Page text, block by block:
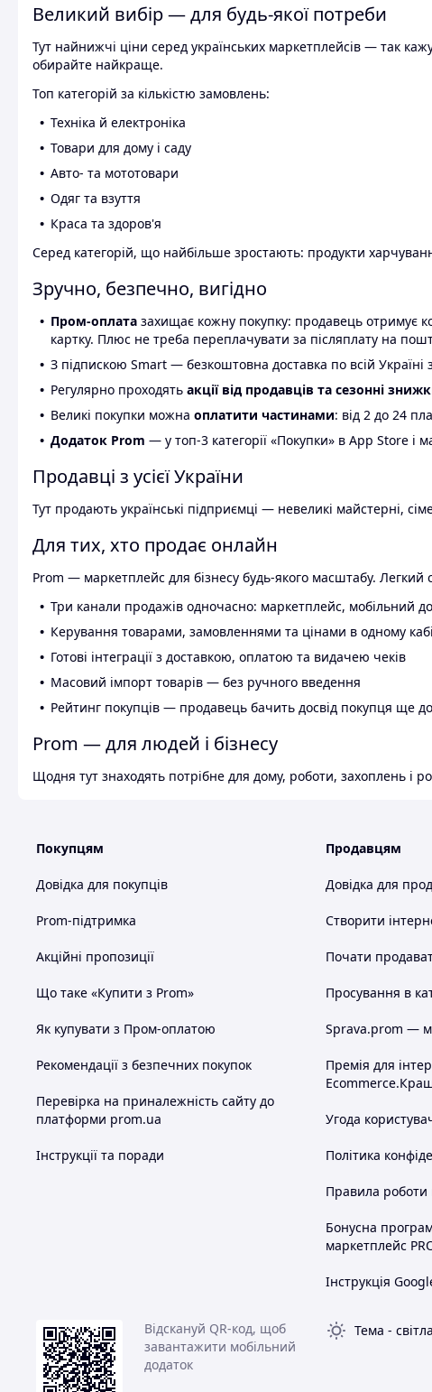
Великий вибір — для будь-якої потреби
Тут найнижчі ціни серед українських маркетплейсів — так
обирайте найкраще.
Топ категорій за кількістю замовлень:
Техніка й електроніка
Товари для дому і саду
Авто- та мототовари
Одяг та взуття
Краса та здоров'я
Серед категорій, що найбільше зростають: продукти
Зручно, безпечно, вигідно
Пром-оплата захищає кожну покупку: продавець отримує
картку. Плюс не треба переплачувати за післяплату на
З підпискою Smart — безкоштовна доставка по всій Україні
Регулярно проходять акції від продавців та сезонні
Великі покупки можна оплатити частинами: від 2 до 24
Додаток Prom — у топ-3 категорії «Покупки» в App Store і
Продавці з усієї України
Тут продають українські підприємці — невеликі майстерні,
Для тих, хто продає онлайн
Prom — маркетплейс для бізнесу будь-якого масштабу. Легкий
Три канали продажів одночасно: маркетплейс, мобільний
Керування товарами, замовленнями та цінами в одному
Готові інтеграції з доставкою, оплатою та видачею чеків
Масовий імпорт товарів — без ручного введення
Рейтинг покупців — продавець бачить досвід покупця ще
Prom — для людей і бізнесу
Щодня тут знаходять потрібне для дому, роботи, захоплень і
Покупцям
Довідка для покупців
Prom-підтримка
Акційні пропозиції
Що таке «Купити з Prom»
Як купувати з Пром-оплатою
Рекомендації з безпечних покупок
Перевірка на приналежність сайту до
платформи prom.ua
Інструкції та поради
Продавцям
Довідка для
Створити
Почати
Просування в
Sprava.prom —
Премія для
Угода
Політика
Правила роботи
Бонусна
маркетплейс
Інструкція
Відскануй QR-код, щоб
завантажити мобільний
додаток
Тема - світла